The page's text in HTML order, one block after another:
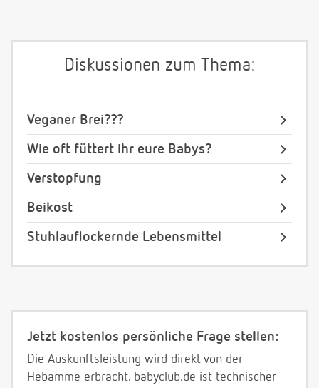
Diskussionen zum Thema:
Veganer Brei???
Wie oft füttert ihr eure Babys?
Verstopfung
Beikost
Stuhlauflockernde Lebensmittel
Jetzt kostenlos persönliche Frage stellen:
Die Auskunftsleistung wird direkt von der
Hebamme erbracht. babyclub.de ist technischer